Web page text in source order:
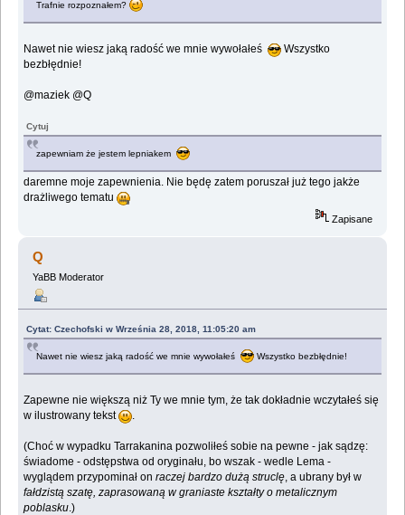
Trafnie rozpoznałem?
Nawet nie wiesz jaką radość we mnie wywołałeś
Wszystko
bezbłędnie!
@maziek @Q
Cytuj
zapewniam że jestem lepniakem
daremne moje zapewnienia. Nie będę zatem poruszał już tego jakże
drażliwego tematu
Zapisane
Q
YaBB Moderator
Cytat: Czechofski w Września 28, 2018, 11:05:20 am
Nawet nie wiesz jaką radość we mnie wywołałeś Wszystko bezbłędnie!
Zapewne nie większą niż Ty we mnie tym, że tak dokładnie wczytałeś się
w ilustrowany tekst
(Choć w wypadku Tarrakanina pozwoliłeś sobie na pewne - jak sądzę:
świadome - odstępstwa od oryginału, bo wszak - wedle Lema -
wyglądem przypominał onraczej bardzo dużą struclę , a ubrany był w
fałdzistą szatę, zaprasowaną w graniaste kształty o metalicznym
poblasku .)